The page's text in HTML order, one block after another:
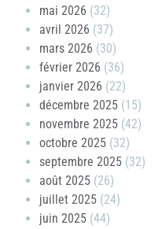
mai 2026 (32)
avril 2026 (37)
mars 2026 (30)
février 2026 (36)
janvier 2026 (22)
décembre 2025 (15)
novembre 2025 (42)
octobre 2025 (32)
septembre 2025 (32)
août 2025 (26)
juillet 2025 (24)
juin 2025 (44)